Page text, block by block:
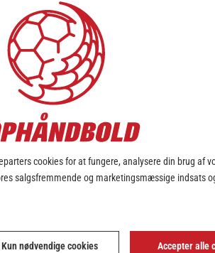
til Champions League
turnering fløjtes i gang. I den
danske Bambuni Ligaer er med i
mesterskab, og siden da har
Håndbold
os god tid til blot at være stolte over, at
cookies for at fungere, analysere din brug af
salgsfremmende og marketingsmæssige indsats
Kun nødvendige cookies Accepter alle